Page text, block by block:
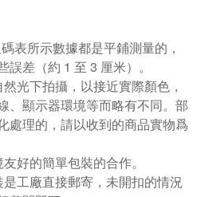
表所示數據都是平鋪測量的，
差（約 1 至 3 厘米）。
光下拍攝，以接近實際顏色，
、顯示器環境等而略有不同。部
處理的，請以收到的商品實物爲
好的簡單包裝的合作。
工廠直接郵寄，未開扣的情況